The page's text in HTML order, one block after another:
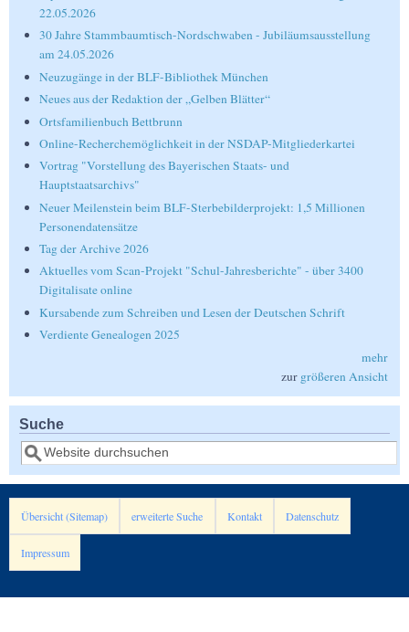
22.05.2026
30 Jahre Stammbaumtisch-Nordschwaben - Jubiläumsausstellung
am 24.05.2026
Neuzugänge in der BLF-Bibliothek München
Neues aus der Redaktion der „Gelben Blätter“
Ortsfamilienbuch Bettbrunn
Online-Recherchemöglichkeit in der NSDAP-Mitgliederkartei
Vortrag "Vorstellung des Bayerischen Staats- und
Hauptstaatsarchivs"
Neuer Meilenstein beim BLF-Sterbebilderprojekt: 1,5 Millionen
Personendatensätze
Tag der Archive 2026
Aktuelles vom Scan-Projekt "Schul-Jahresberichte" - über 3400
Digitalisate online
Kursabende zum Schreiben und Lesen der Deutschen Schrift
Verdiente Genealogen 2025
mehr
zur größeren Ansicht
Suche
Suche
Übersicht (Sitemap) erweiterte Suche Kontakt Datenschutz
Impressum